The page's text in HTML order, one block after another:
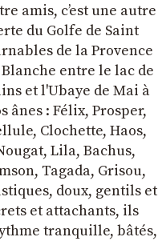
amis, cʼest une autre
du Golfe de Saint
de la Provence
entre le lac de
et l'Ubaye de Mai à
ânes : Félix, Prosper,
Clochette, Haos,
Lila, Bachus,
Tagada, Grisou,
doux, gentils et
et attachants, ils
tranquille, bâtés,